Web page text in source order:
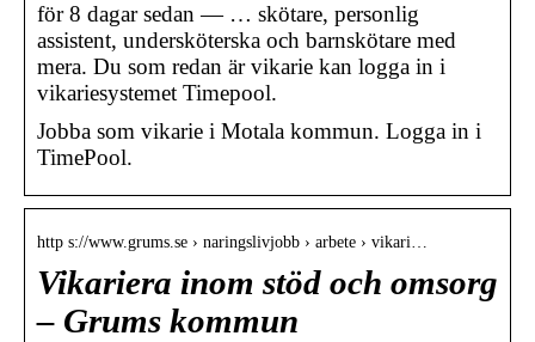
för 8 dagar sedan — … skötare, personlig
assistent, undersköterska och barnskötare med
mera. Du som redan är vikarie kan logga in i
vikariesystemet Timepool.
Jobba som vikarie i Motala kommun. Logga in i
TimePool.
http s://www.grums.se › naringslivjobb › arbete › vikari…
Vikariera inom stöd och omsorg
– Grums kommun